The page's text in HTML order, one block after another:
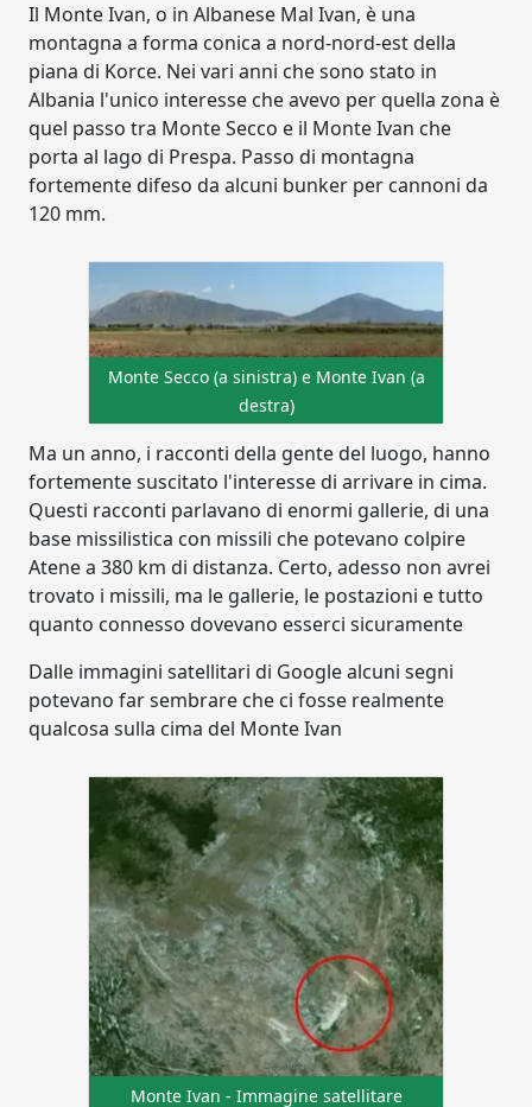
Il Monte Ivan, o in Albanese Mal Ivan, è una
montagna a forma conica a nord-nord-est della
piana di Korce. Nei vari anni che sono stato in
Albania l'unico interesse che avevo per quella zona è
quel passo tra Monte Secco e il Monte Ivan che
porta al lago di Prespa. Passo di montagna
fortemente difeso da alcuni bunker per cannoni da
120 mm.
Monte Secco (a sinistra) e Monte Ivan (a
destra)
Ma un anno, i racconti della gente del luogo, hanno
fortemente suscitato l'interesse di arrivare in cima.
Questi racconti parlavano di enormi gallerie, di una
base missilistica con missili che potevano colpire
Atene a 380 km di distanza. Certo, adesso non avrei
trovato i missili, ma le gallerie, le postazioni e tutto
quanto connesso dovevano esserci sicuramente
Dalle immagini satellitari di Google alcuni segni
potevano far sembrare che ci fosse realmente
qualcosa sulla cima del Monte Ivan
Monte Ivan - Immagine satellitare